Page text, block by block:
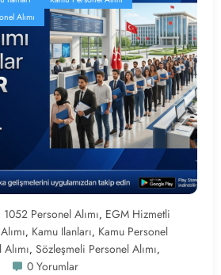
Alımı
1052 Personel Alımı, EGM Hizmetli
, Kamu Ilanları, Kamu Personel
, Sözleşmeli Personel Alımı,
0 Yorumlar